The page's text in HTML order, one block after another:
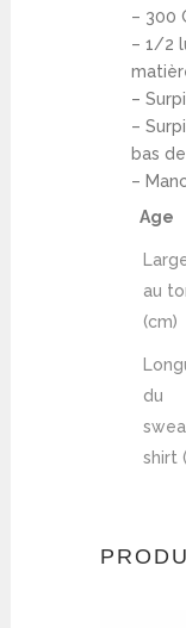
– 300
– 1/2
–
–
bas
–
Age
au
(cm)
du
shirt